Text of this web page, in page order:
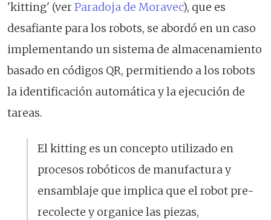
'kitting' (ver Paradoja de Moravec), que es
desafiante para los robots, se abordó en un caso
implementando un sistema de almacenamiento
basado en códigos QR, permitiendo a los robots
la identificación automática y la ejecución de
tareas.
El kitting es un concepto utilizado en
procesos robóticos de manufactura y
ensamblaje que implica que el robot pre-
recolecte y organice las piezas,